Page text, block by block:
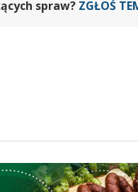
spraw? ZGŁOŚ